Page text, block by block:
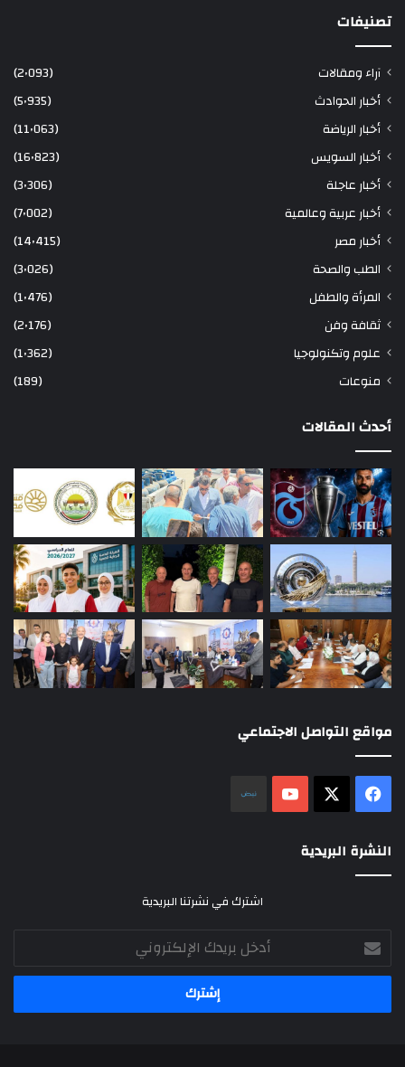
تصنيفات
آراء ومقالات
(2٬093)
أخبار الحوادث
(5٬935)
أخبار الرياضة
(11٬063)
أخبار السويس
(16٬823)
أخبار عاجلة
(3٬306)
أخبار عربية وعالمية
(7٬002)
أخبار مصر
(14٬415)
الطب والصحة
(3٬026)
المرأة والطفل
(1٬476)
ثقافة وفن
(2٬176)
علوم وتكنولوجيا
(1٬362)
منوعات
(189)
أحدث المقالات
مواقع التواصل الاجتماعي
فيسبوك ‫YouTube
النشرة البريدية
اشترك في نشرتنا البريدية
أدخل
بريدك
الإلكتروني